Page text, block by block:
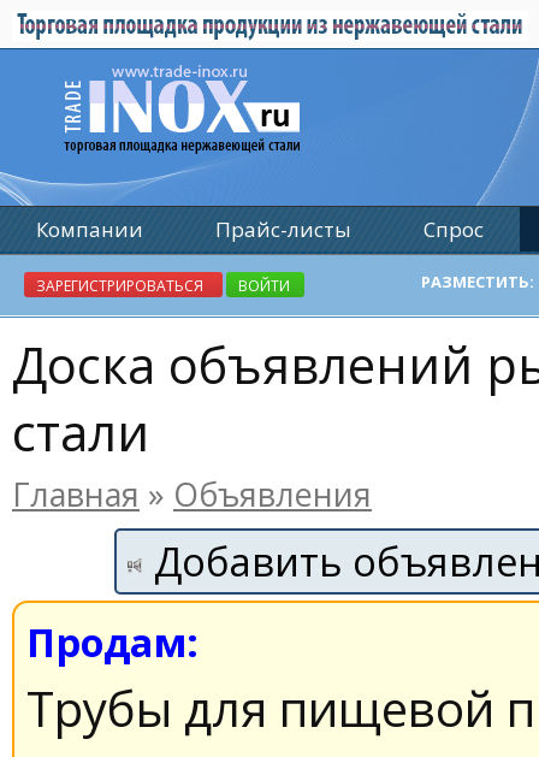
Доска объявлений
стали
Главная » Объявления
Добавить
Продам:
Трубы для пищевой
Компании Прайс-листы
Спрос
Реклама
ЗАРЕГИСТРИРОВАТЬСЯ ВОЙТИ РАЗМЕСТИТЬ: